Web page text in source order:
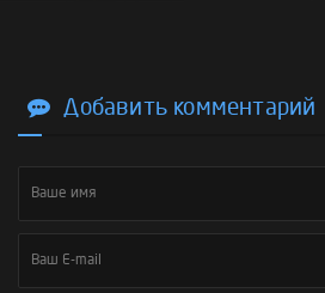
Добавить комментарий